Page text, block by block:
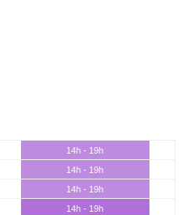
14h - 19h
14h - 19h
14h - 19h
14h - 19h